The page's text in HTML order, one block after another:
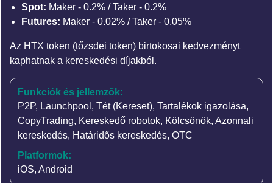
Spot: Maker - 0.2% / Taker - 0.2%
Futures: Maker - 0.02% / Taker - 0.05%
Az HTX token (tőzsdei token) birtokosai kedvezményt
kaphatnak a kereskedési díjakból.
Funkciók és jellemzők:
P2P, Launchpool , Tét (Kereset), Tartalékok igazolása,
CopyTrading, Kereskedő robotok, Kölcsönök, Azonnali
kereskedés, Határidős kereskedés, OTC
Platformok:
iOS, Android